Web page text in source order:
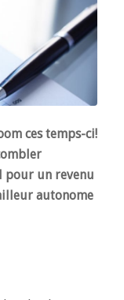
ces temps-ci!
pour un revenu
autonome